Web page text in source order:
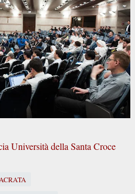
Università della Santa Croce